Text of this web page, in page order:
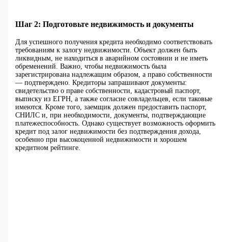
Шаг 2: Подготовьте недвижимость и документы
Для успешного получения кредита необходимо соответствовать
требованиям к залогу недвижимости. Объект должен быть
ликвидным, не находиться в аварийном состоянии и не иметь
обременений. Важно, чтобы недвижимость была
зарегистрирована надлежащим образом, а право собственности
— подтверждено. Кредиторы запрашивают документы:
свидетельство о праве собственности, кадастровый паспорт,
выписку из ЕГРН, а также согласие совладельцев, если таковые
имеются. Кроме того, заемщик должен предоставить паспорт,
СНИЛС и, при необходимости, документы, подтверждающие
платежеспособность. Однако существует возможность оформить
кредит под залог недвижимости без подтверждения дохода,
особенно при высокоценной недвижимости и хорошем
кредитном рейтинге.